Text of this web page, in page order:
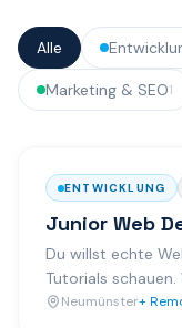
Alle
Marketing & SEO1
ENTWICKLUNG
Junior Web
Du willst echte
Tutorials
der mit Next.js
Neumünster+